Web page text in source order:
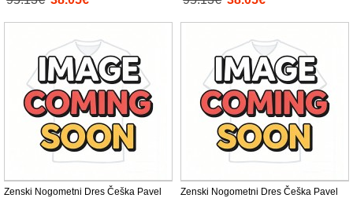
Zenski Nogometni Dres Češka Pavel
Zenski Nogometni Dres Češka Pavel